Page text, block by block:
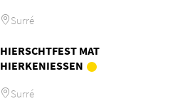
Surré
HIERSCHTFEST MAT
HIERKENIESSEN
Surré